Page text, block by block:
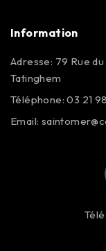
Information
Adresse: 79 Rue
Tatinghem
Téléphone: 03 21
Email: